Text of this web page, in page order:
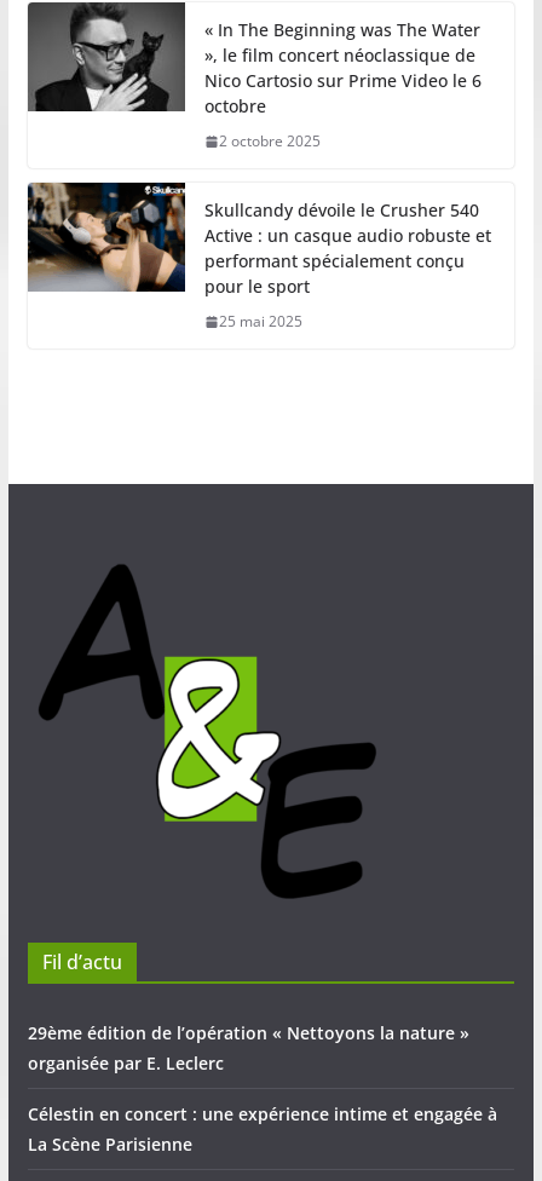
« In The Beginning was The Water
», le film concert néoclassique de
Nico Cartosio sur Prime Video le 6
octobre
2 octobre 2025
Skullcandy dévoile le Crusher 540
Active : un casque audio robuste et
performant spécialement conçu
pour le sport
25 mai 2025
Fil d’actu
29ème édition de l’opération « Nettoyons la nature »
organisée par E. Leclerc
Célestin en concert : une expérience intime et engagée à
La Scène Parisienne